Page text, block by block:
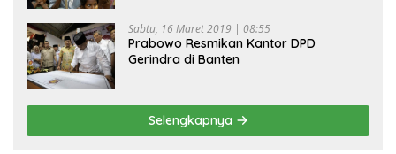
Sabtu, 16 Maret 2019 | 08:55
Prabowo Resmikan Kantor DPD
Gerindra di Banten
Selengkapnya